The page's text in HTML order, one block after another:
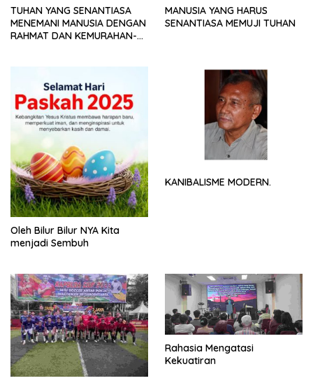
TUHAN YANG SENANTIASA
MENEMANI MANUSIA DENGAN
RAHMAT DAN KEMURAHAN-
MANUSIA YANG HARUS
SENANTIASA MEMUJI TUHAN
Oleh Bilur Bilur NYA Kita
menjadi Sembuh
KANIBALISME MODERN.
Rahasia Mengatasi
Kekuatiran